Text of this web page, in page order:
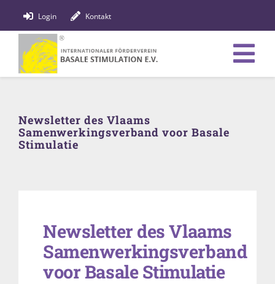
Inhalt
springen
Login Kontakt
Bildung
Newsletter des Vlaams
Samenwerkingsverband voor Basale
Stimulatie
Newsletter des Vlaams
Samenwerkingsverband
voor Basale Stimulatie